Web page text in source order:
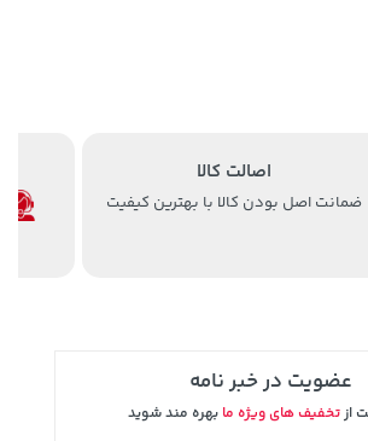
90,000
اصالت کالا
ضمانت اصل بودن کالا با بهترین کیفیت
عضویت در خبر نامه
ازتخفیف های ویژه ما بهره مند شوید